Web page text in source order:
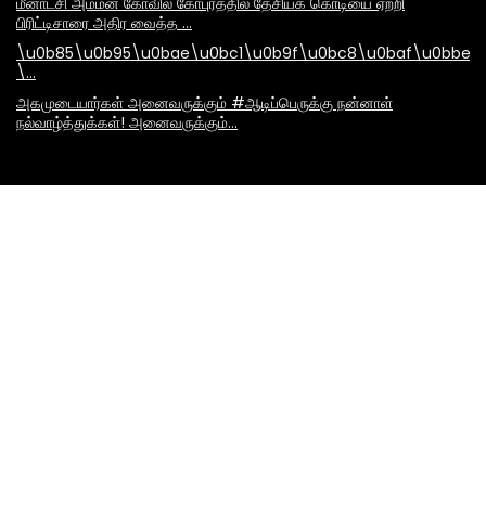
பிரிட்டிசாரை அதிர வைத்த …
\…
அகமுடையார்கள் அனைவருக்கும் #ஆடிப்பெருக்கு நன்னாள்
நல்வாழ்த்துக்கள்! அனைவருக்கும்…